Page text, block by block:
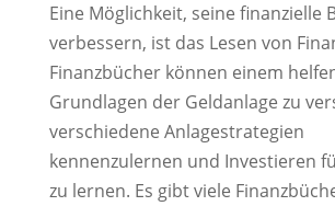
Eine Möglichkeit, seine finanzielle
verbessern, ist das Lesen von
Finanzbücher können einem
Grundlagen der Geldanlage zu
verschiedene Anlagestrategien
kennenzulernen und Investieren
zu lernen. Es gibt viele